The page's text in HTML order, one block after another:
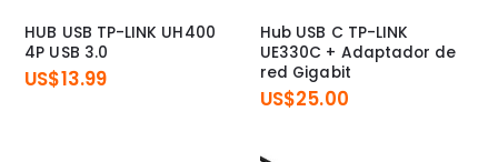
HUB USB TP-LINK UH400
4P USB 3.0
US$13.99
Hub USB C TP-LINK
UE330C + Adaptador de
red Gigabit
US$25.00